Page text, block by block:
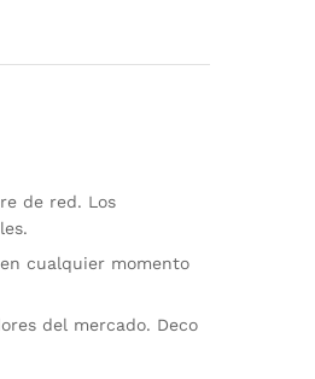
de red. Los
cualquier momento
del mercado. Deco